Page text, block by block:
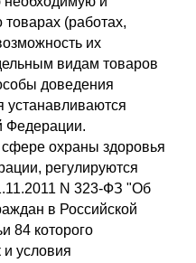
(работах,
их
видам товаров
доведения
устанавливаются
Федерации.
охраны здоровья
регулируются
N 323-ФЗ "Об
в Российской
84 которого
и условия